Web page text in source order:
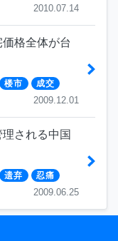
2010.07.14
価格全体が台
楼市 成交
2009.12.01
される中国
遗弃 忍痛
2009.06.25